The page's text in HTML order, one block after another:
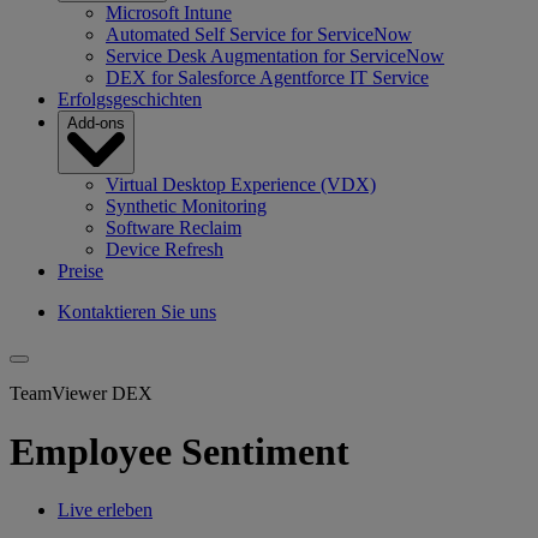
Microsoft Intune
Automated Self Service for ServiceNow
Service Desk Augmentation for ServiceNow
DEX for Salesforce Agentforce IT Service
Erfolgsgeschichten
Add-ons
Virtual Desktop Experience (VDX)
Synthetic Monitoring
Software Reclaim
Device Refresh
Preise
Kontaktieren Sie uns
TeamViewer DEX
Employee Sentiment
Live erleben